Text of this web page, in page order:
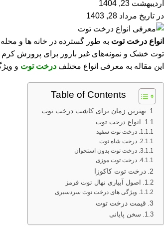
اردیبهشت 23, 1404
در تاریخ مرداد 28, 1403
انواع درخت توت به طور گسترده در خانه ها و
توت خشک و نمونه‌های غیر بارور برای پرورش کرم
این مقاله به معرفی انواع مختلف درخت توت و
Table of Contents
بهترین زمان برای کاشت درخت توت
انواع درخت توت
درخت توت سفید
درخت شاه‌ توت
درخت توت بدون استخوان
درخت توت موزی
درخت توت کاکوزا
اصول آبیاری نهال توت قرمز
ویژگی‌ های درخت توت سردسیری
قیمت درخت توت
سخن پایانی